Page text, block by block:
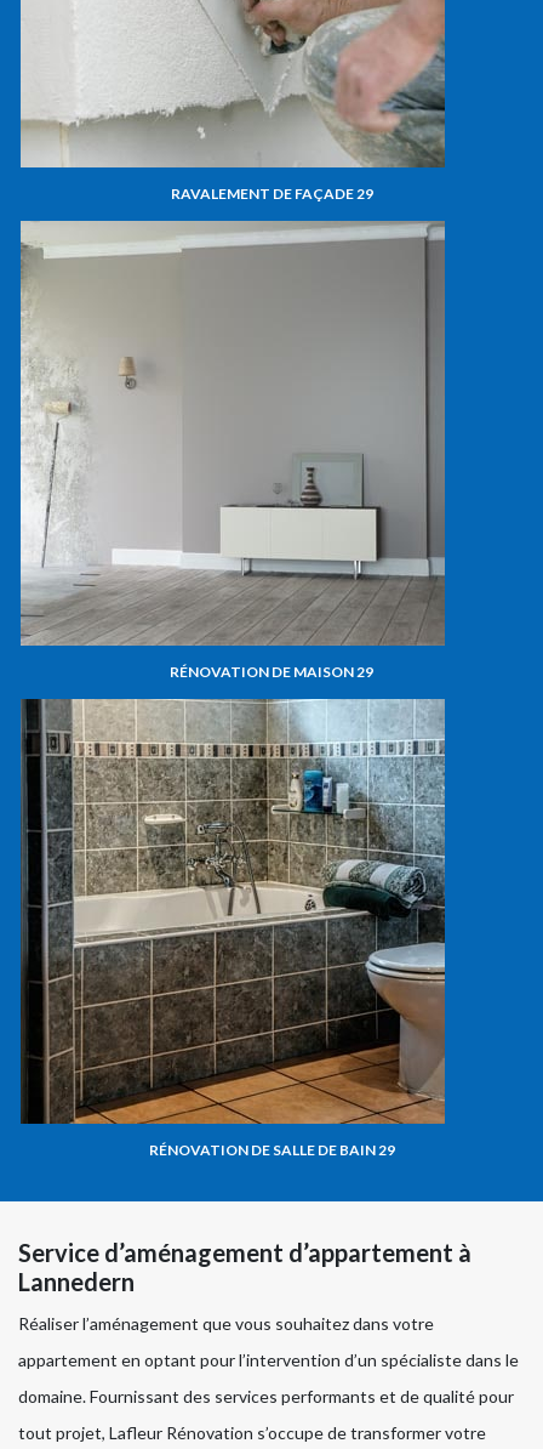
RAVALEMENT DE FAÇADE 29
RÉNOVATION DE MAISON 29
RÉNOVATION DE SALLE DE BAIN 29
Service d’aménagement d’appartement à
Lannedern
Réaliser l’aménagement que vous souhaitez dans votre
appartement en optant pour l’intervention d’un spécialiste dans le
domaine. Fournissant des services performants et de qualité pour
tout projet, Lafleur Rénovation s’occupe de transformer votre